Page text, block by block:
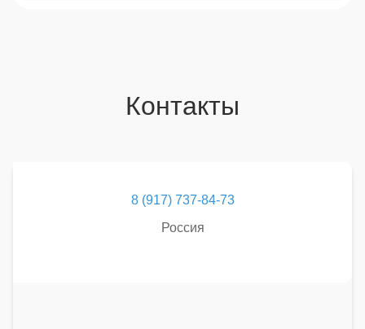
Контакты
8 (917) 737-84-73
Россия